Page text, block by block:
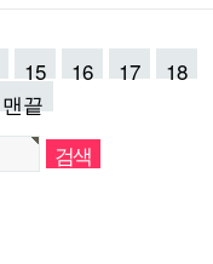
15 16 17
18
맨끝